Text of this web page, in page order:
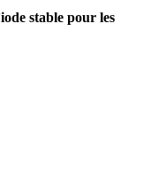
stable pour les